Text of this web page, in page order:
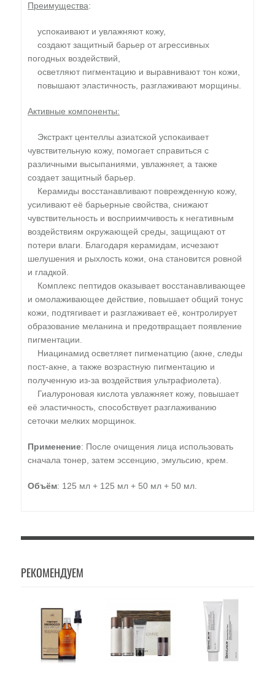
Преимущества:
успокаивают и увлажняют кожу,
создают защитный барьер от агрессивных
погодных воздействий,
осветляют пигментацию и выравнивают тон кожи,
повышают эластичность, разглаживают морщины.
Активные компоненты:
Экстракт центеллы азиатской успокаивает
чувствительную кожу, помогает справиться с
различными высыпаниями, увлажняет, а также
создает защитный барьер.
Керамиды восстанавливают поврежденную кожу,
усиливают её барьерные свойства, снижают
чувствительность и восприимчивость к негативным
воздействиям окружающей среды, защищают от
потери влаги. Благодаря керамидам, исчезают
шелушения и рыхлость кожи, она становится ровной
и гладкой.
Комплекс пептидов оказывает восстанавливающее
и омолаживающее действие, повышает общий тонус
кожи, подтягивает и разглаживает её, контролирует
образование меланина и предотвращает появление
пигментации.
Ниацинамид осветляет пигменатцию (акне, следы
пост-акне, а также возрастную пигментацию и
полученную из-за воздействия ультрафиолета).
Гиалуроновая кислота увлажняет кожу, повышает
её эластичность, способствует разглаживанию
сеточки мелких морщинок.
Применение: После очищения лица использовать
сначала тонер, затем эссенцию, эмульсию, крем.
Объём: 125 мл + 125 мл + 50 мл + 50 мл.
РЕКОМЕНДУЕМ